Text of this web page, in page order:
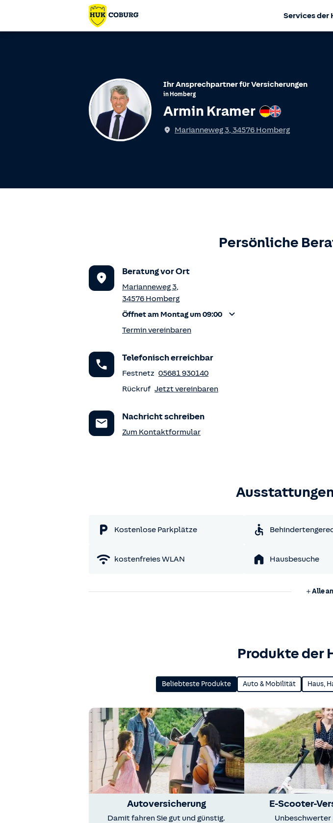
Services der
Ihr Ansprechpartner für Versicherungen
in Homberg
Armin Kramer
Spricht Deutsch
Englisch
Marianneweg 3, 34576 Homberg
Persönliche
Beratung vor Ort
Marianneweg 3,
34576 Homberg
Öffnet am Montag um 09:00
Termin vereinbaren
Telefonisch erreichbar
Festnetz 05681 930140
Rückruf Jetzt vereinbaren
Nachricht schreiben
Zum Kontaktformular
Kostenlose Parkplätze
kostenfreies WLAN Hausbesuche
Alle
Produkte der
Beliebteste Produkte Auto & Mobilität Haus,
Autoversicherung
Damit fahren Sie gut und günstig.
E-Scooter-
Unbeschwerter